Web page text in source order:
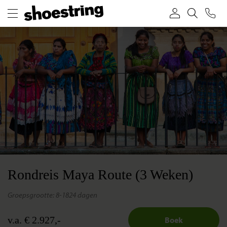
Rondreis Maya Route (3 Weken)
Boek
v.a. € 2.927,-
groepsgrootte: 8-18 24 dagen